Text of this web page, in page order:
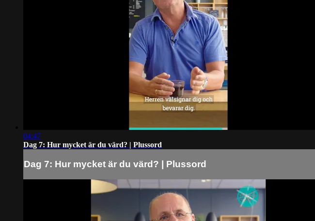
04:47
Dag 7: Hur mycket är du värd? | Plussord
Dag 7: Hur mycket är du värd? | Plussord